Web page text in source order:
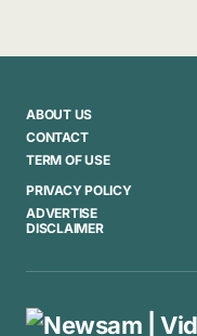
ABOUT US
CONTACT
TERM OF USE
PRIVACY POLICY
ADVERTISE
DISCLAIMER